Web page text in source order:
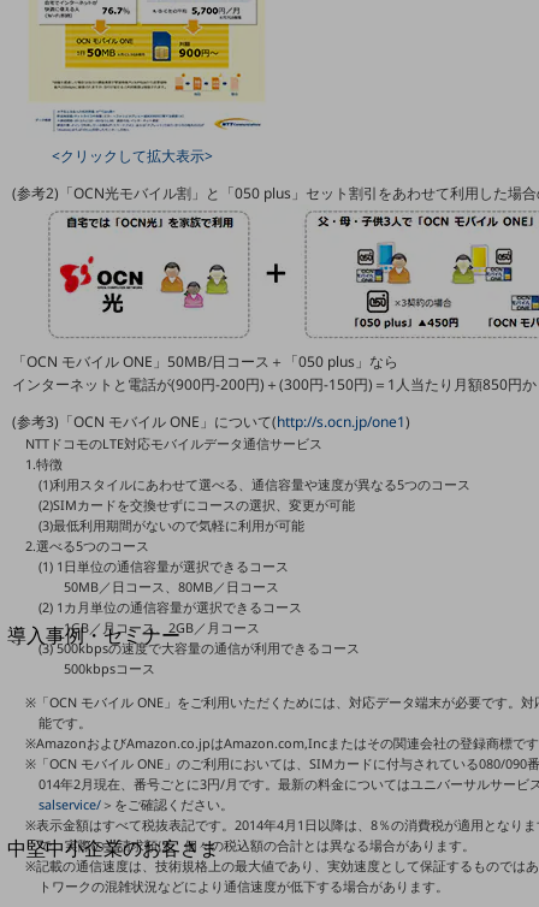
ドコモBiz データ無制限 ドコモ MAX ドコモ mini ドコモBiz かけ放題
ケータイプラン
5Gデータプラス
IoT向け回線料金
home5Gプラン
モバイルサービス
端末の一元管理
セキュリティ
回線・ネットワーク
お手続き
別ウィンドウで開きます
サービスをご利用中のお客さま
導入事例・セミナー
導入事例TOP
最新の導入事例や注目の導入事例をご紹介します
セミナー
開催・出展する各種セミナー、イベント情報をご紹介します
別ウィンドウで開きます
中堅中小企業のお客さま
NTTドコモビジネスウォッチ
<クリックして拡大表示>
(参考2)「OCN光モバイル割」と「050 plus」セット割引をあわせて利用した場
「OCN モバイル ONE」50MB/日コース＋「050 plus」なら
インターネットと電話が(900円-200円)＋(300円-150円)＝1人当たり月額850円
(参考3)「OCN モバイル ONE」について(http://s.ocn.jp/one1)
NTTドコモのLTE対応モバイルデータ通信サービス
1.特徴
(1)利用スタイルにあわせて選べる、通信容量や速度が異なる5つのコース
(2)SIMカードを交換せずにコースの選択、変更が可能
(3)最低利用期間がないので気軽に利用が可能
2.選べる5つのコース
(1) 1日単位の通信容量が選択できるコース
50MB／日コース、80MB／日コース
(2) 1カ月単位の通信容量が選択できるコース
1GB／月コース、2GB／月コース
(3) 500kbpsの速度で大容量の通信が利用できるコース
500kbpsコース
※「OCN モバイル ONE」をご利用いただくためには、対応データ端末が必要です。
能です。
※AmazonおよびAmazon.co.jpはAmazon.com,Incまたはその関連会社の登録商標で
※「OCN モバイル ONE」のご利用においては、SIMカードに付与されている080/090
014年2月現在、番号ごとに3円/月です。最新の料金についてはユニバーサルサービ
salservice/＞をご確認ください。
※表示金額はすべて税抜表記です。2014年4月1日以降は、8％の消費税が適用となり
で、実際のご請求額は、個々の税込額の合計とは異なる場合があります。
※記載の通信速度は、技術規格上の最大値であり、実効速度として保証するものでは
トワークの混雑状況などにより通信速度が低下する場合があります。